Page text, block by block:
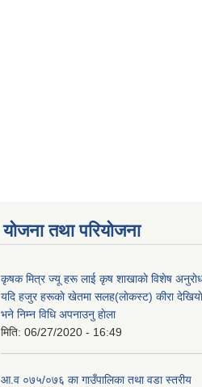
योजना तथा परियोजना
कृषक मित्र ज्यू हरू लाई कृष शाखाकाे विशेष
यदि हजुर हरूकाे खेतमा सलह(लाेकस्ट) कीरा देखियाे
भने निम्न विधि अपनाउनु हाेला
मिति: 06/27/2020 - 16:49
आ‍.व ०७५/०७६ का गाउँपालिका तथा वडा स्तरीय